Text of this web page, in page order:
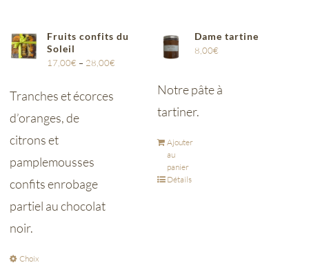
Fruits confits du
Soleil
17,00€ – 28,00€
Tranches et écorces
d’oranges, de
citrons et
pamplemousses
confits enrobage
partiel au chocolat
noir.
Choix
Dame tartine
8,00€
Notre pâte à
tartiner.
Ajouter
au
panier
Détails